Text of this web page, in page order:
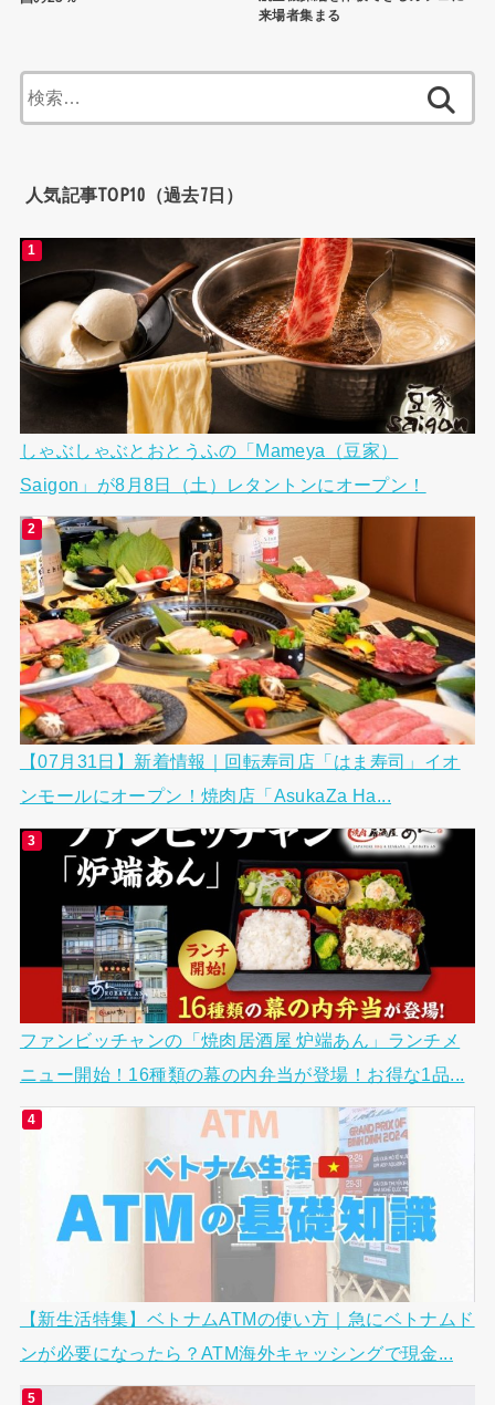
来場者集まる
索:
人気記事TOP10（過去7日）
しゃぶしゃぶとおとうふの「Mameya（豆家）
Saigon」が8月8日（土）レタントンにオープン！
【07月31日】新着情報｜回転寿司店「はま寿司」イオ
ンモールにオープン！焼肉店「AsukaZa Ha...
ファンビッチャンの「焼肉居酒屋 炉端あん」ランチメ
ニュー開始！16種類の幕の内弁当が登場！お得な1品...
【新生活特集】ベトナムATMの使い方｜急にベトナムド
ンが必要になったら？ATM海外キャッシングで現金...